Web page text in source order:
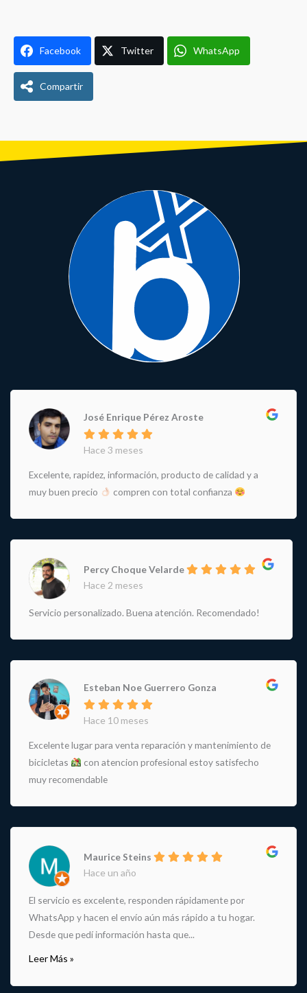
Facebook Twitter WhatsApp
Compartir
José Enrique Pérez Aroste
Hace 3 meses
Excelente, rapidez, información, producto de calidad y a
muy buen precio
compren con total confianza
Percy Choque Velarde
Hace 2 meses
Servicio personalizado. Buena atención. Recomendado!
Esteban Noe Guerrero Gonza
Hace 10 meses
Excelente lugar para venta reparación y mantenimiento de
bicicletas
con atencion profesional estoy satisfecho
muy recomendable
Maurice Steins
Hace un año
El servicio es excelente, responden rápidamente por
WhatsApp y hacen el envío aún más rápido a tu hogar.
Desde que pedí información hasta que...
Leer Más »